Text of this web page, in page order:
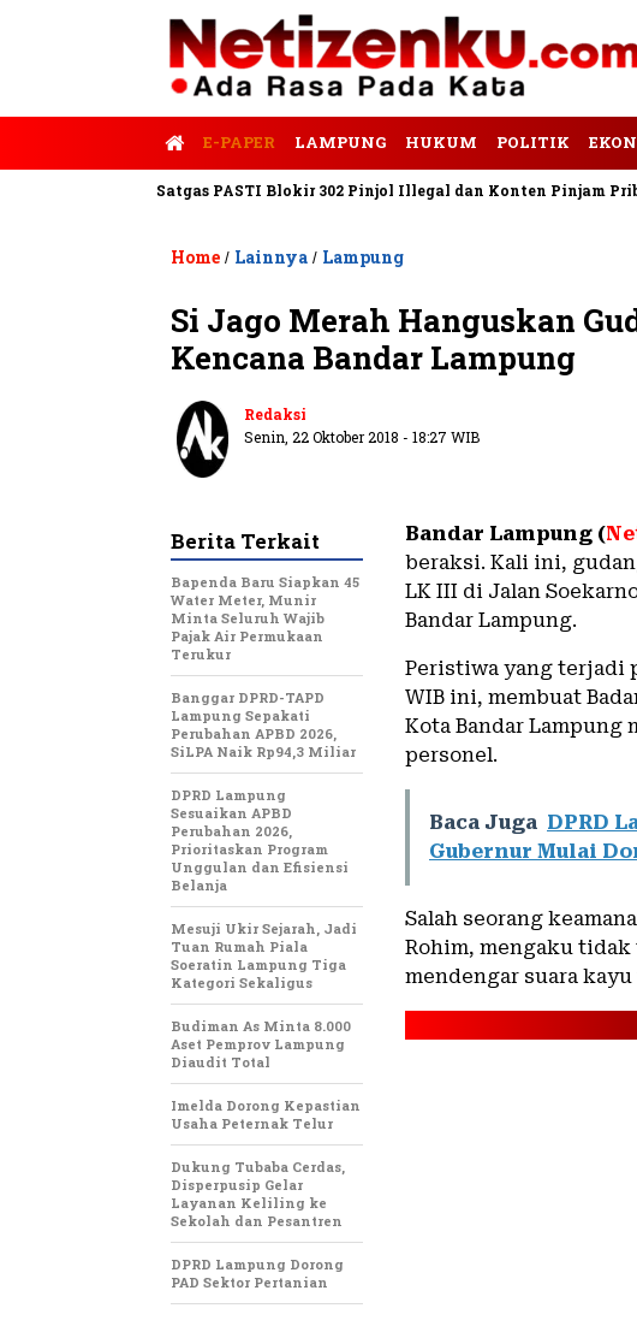
E-PAPER LAMPUNG HUKUM POLITIK
Satgas PASTI Blokir 302 Pinjol Illegal dan Konten Pinjam Pribadi
Home / Lainnya / Lampung
Si Jago Merah Hanguskan
Kencana Bandar Lampung
Redaksi
Senin, 22 Oktober 2018 - 18:27 WIB
Bandar Lampung (
beraksi. Kali ini,
LK III di Jalan
Bandar Lampung.
Peristiwa yang terjadi
WIB ini, membuat
Kota Bandar Lampung
personel.
Baca Juga DPRD
Gubernur Mulai
Salah seorang
Rohim, mengaku tidak
mendengar suara
Berita Terkait
Bapenda Baru Siapkan 45
Water Meter, Munir
Minta Seluruh Wajib
Pajak Air Permukaan
Terukur
Banggar DPRD-TAPD
Lampung Sepakati
Perubahan APBD 2026,
SiLPA Naik Rp94,3 Miliar
DPRD Lampung
Sesuaikan APBD
Perubahan 2026,
Prioritaskan Program
Unggulan dan Efisiensi
Belanja
Mesuji Ukir Sejarah, Jadi
Tuan Rumah Piala
Soeratin Lampung Tiga
Kategori Sekaligus
Budiman As Minta 8.000
Aset Pemprov Lampung
Diaudit Total
Imelda Dorong Kepastian
Usaha Peternak Telur
Dukung Tubaba Cerdas,
Disperpusip Gelar
Layanan Keliling ke
Sekolah dan Pesantren
DPRD Lampung Dorong
PAD Sektor Pertanian